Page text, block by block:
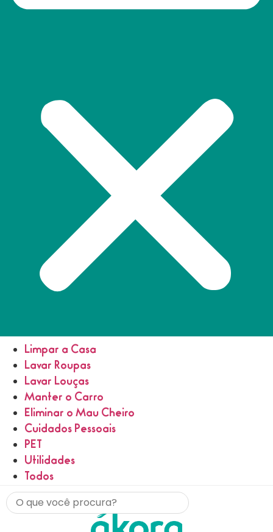
Limpar a Casa
Lavar Roupas
Lavar Louças
Manter o Carro
Eliminar o Mau Cheiro
Cuidados Pessoais
PET
Utilidades
Todos